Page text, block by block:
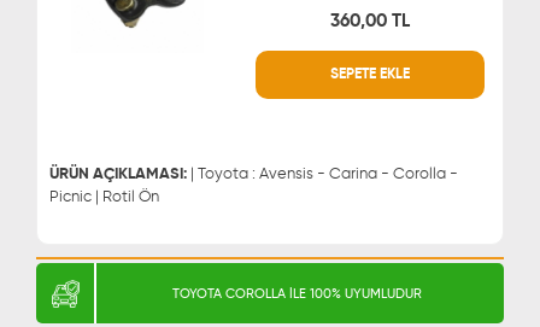
360,00 TL
SEPETE EKLE
ÜRÜN AÇIKLAMASI: | Toyota : Avensis - Carina - Corolla -
Picnic | Rotil Ön
MÜŞTERİ HİZMETLERİ
TOYOTA COROLLA İLE 100% UYUMLUDUR